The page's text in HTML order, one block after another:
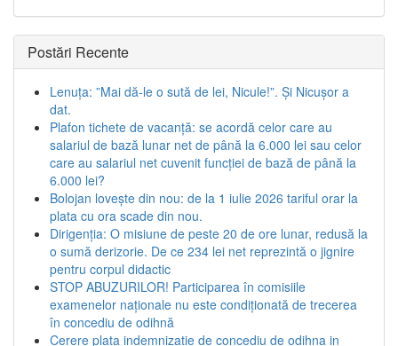
Postări Recente
Lenuța: ”Mai dă-le o sută de lei, Nicule!”. Și Nicușor a
dat.
Plafon tichete de vacanță: se acordă celor care au
salariul de bază lunar net de până la 6.000 lei sau celor
care au salariul net cuvenit funcției de bază de până la
6.000 lei?
Bolojan lovește din nou: de la 1 iulie 2026 tariful orar la
plata cu ora scade din nou.
Dirigenția: O misiune de peste 20 de ore lunar, redusă la
o sumă derizorie. De ce 234 lei net reprezintă o jignire
pentru corpul didactic
STOP ABUZURILOR! Participarea în comisiile
examenelor naționale nu este condiționată de trecerea
în concediu de odihnă
Cerere plata indemnizatie de concediu de odihna in